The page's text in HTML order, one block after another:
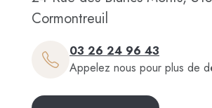
Cormontreuil
03 26 24 96 43
Appelez nous pour plus de